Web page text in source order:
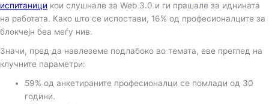
испитаници кои слушнале за Web 3.0 и ги прашале за иднината
на работата. Како што се испостави, 16% од професионалците за
блокчејн беа меѓу нив.
Значи, пред да навлеземе подлабоко во темата, еве преглед на
клучните параметри:
59% од анкетираните професионалци се помлади од 30
години.